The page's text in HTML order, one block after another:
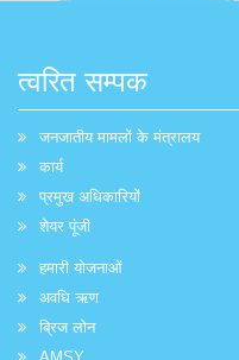
त्वरित सम्पक
जनजातीय मामलों के मंत्रालय
कार्य
प्रमुख अधिकारियों
शेयर पूंजी
हमारी योजनाओं
अवधि ऋण
ब्रिज लोन